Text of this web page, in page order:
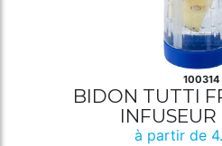
100314
BIDON TUTTI
à partir de